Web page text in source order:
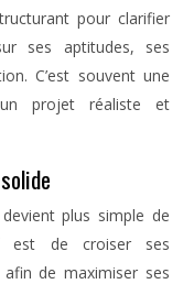
pour clarifier
ses aptitudes, ses
C’est souvent une
projet réaliste et
plus simple de
est de croiser ses
de maximiser ses